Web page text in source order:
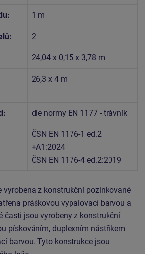
1 m
2
24,04 x 0,15 x 3,78 m
26,3 x 4 m
dle normy EN 1177 - trávník
ČSN EN 1176-1 ed.2
+A1:2024
ČSN EN 1176-4 ed.2:2019
vyrobena z konstrukční pozinkované
práškovou vypalovací barvou a
časti jsou vyrobeny z konstrukční
pískováním, duplexním nástřikem
barvou. Tyto konstrukce jsou